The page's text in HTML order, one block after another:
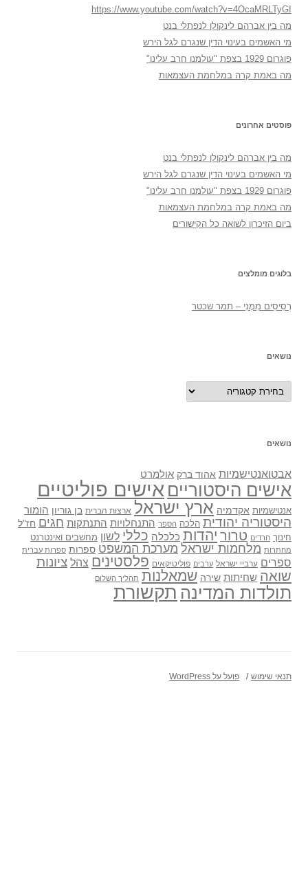
https://www.youtube.com/watch?v=4OcaMRLTyGI
מה בין אברהם לינקולן לנפתלי בנט
מי האשמים בעינוי הדין שנגרם לגל הירש
פוגרום 1929 בצפת "עולמנו חרב עלינו"
מה באמת קרה במלחמת העצמאות
פוסטים אחרונים
מה בין אברהם לינקולן לנפתלי בנט
מי האשמים בעינוי הדין שנגרם לגל הירש
פוגרום 1929 בצפת "עולמנו חרב עלינו"
מה באמת קרה במלחמת העצמאות
ביום הזיכרון לשואה כל הקישורים
בלוגים מומלצים
רְסִיסִים מִמֶנִי – תמר שכטר
נושאים
נושאים
נושאים
אבטואנטישמיות אהוד ברק אולמרט
אישים היסטוריים אישים פוליטיים
אנטישמיות אקדמיה ארץ ישראל ארצות הברית בן גוריון הומור
היסטוריה יהודית הלכה הספר התנחלויות התנתקות חגים חז"ל
חינוך חרדים טרוריהדות כלכלה כללי לשון מחשבים ואינטרנט
מחתרות מלחמות ישראל מערכת המשפט ספרות ספרות עברית
ספרים ערביי ישראל ערבים פוליטיקאים פלסטינים צהל ציונות
שואה שחיתות שירה שמאלנות תהליך השלום
תולדות המדינה תקשורת
תנאי שימוש פועל על WordPress